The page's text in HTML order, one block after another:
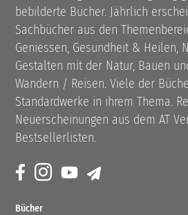
bebilderte Bücher. Jährlich
Sachbücher aus den
Geniessen, Gesundheit & Heilen,
Gestalten mit der Natur, Bauen
Wandern / Reisen. Viele der
Standardwerke in ihrem Thema.
Neuerscheinungen aus dem AT
Bestsellerlisten.
Bücher